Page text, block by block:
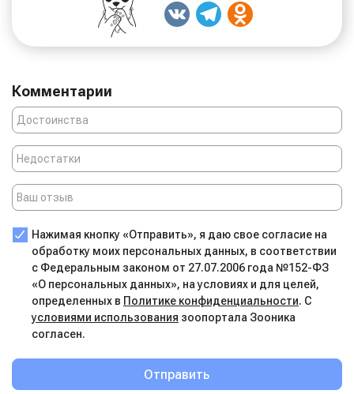
Комментарии
Нажимая кнопку «Отправить», я даю свое согласие на
обработку моих персональных данных, в соответствии
с Федеральным законом от 27.07.2006 года №152-ФЗ
«О персональных данных», на условиях и для целей,
определенных в Политике конфиденциальности. С
условиями использования зоопортала Зооника
согласен.
Отправить